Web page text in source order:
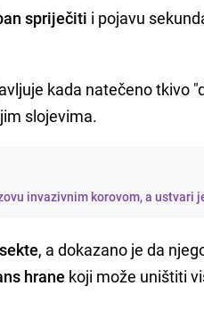
spriječiti i pojavu
kada natečeno tkivo
slojevima.
invazivnim korovom, a ustvari
, a dokazano je da
hrane koji može uništiti